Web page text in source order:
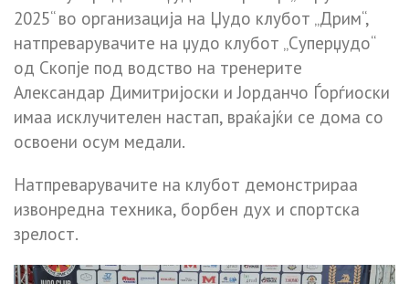
2025“ во организација на Џудо клубот „Дрим“,
натпреварувачите на џудо клубот „Суперџудо“
од Скопје под водство на тренерите
Александар Димитријоски и Јорданчо Ѓорѓиоски
имаа исклучителен настап, враќајќи се дома со
освоени осум медали.
Натпреварувачите на клубот демонстрираа
извонредна техника, борбен дух и спортска
зрелост.